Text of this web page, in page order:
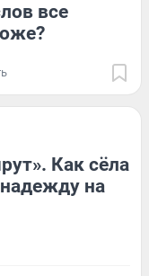
все
Как сёла
на